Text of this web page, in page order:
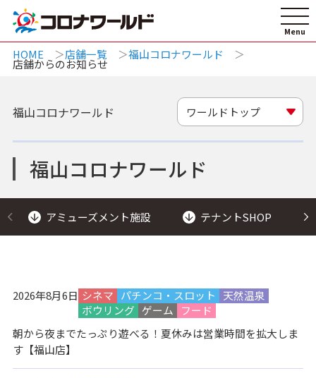
HOME 店舗一覧 福山コロナワールド
店舗からのお知らせ
福山コロナワールド
福山コロナワールド ワールドトップ
アミューズメント施設 テナントSHOP
2026年8月6日 シネマ パチンコ・スロット
天然温泉
ボウリング ゲーム
フード
朝から夜までたっぷり遊べる！夏休みは営業時間を拡大しま
す【福山店】